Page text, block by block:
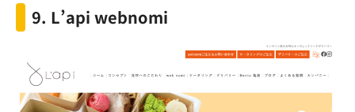
9. L’api webnomi